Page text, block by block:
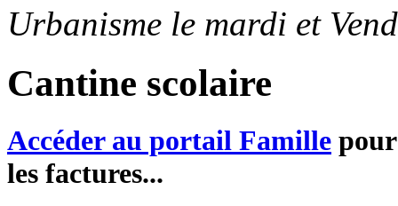
Urbanisme le mardi et
Cantine scolaire
Accéder au portail Famille
les factures...